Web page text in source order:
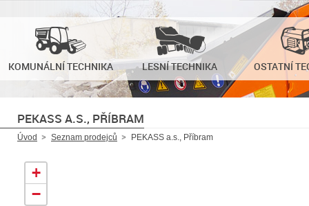
KOMUNÁLNÍ TECHNIKA LESNÍ TECHNIKA OSTATNÍ
PEKASS A.S., PŘÍBRAM
Úvod Seznam prodejců PEKASS a.s., Příbram
+
−